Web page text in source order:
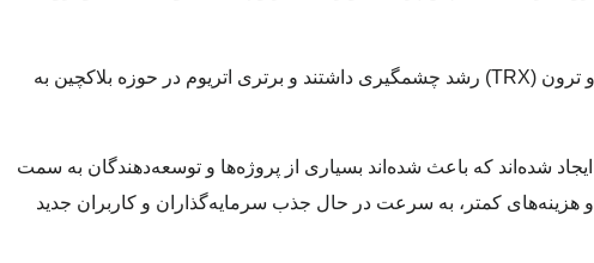
بر اساس گزارش ۱۰ایکس ریسرچ، رقبای اتریوم مانند سولانا (SOL) و ترون (TRX) رشد چشمگیری داشتند و برتری اتریوم در حوزه بلاکچین به
شده‌اند که باعث شده‌اند بسیاری از پروژه‌ها و توسعه‌دهندگان به سمت
و هزینه‌های کمتر، به سرعت در حال جذب سرمایه‌گذاران و کاربران جدید